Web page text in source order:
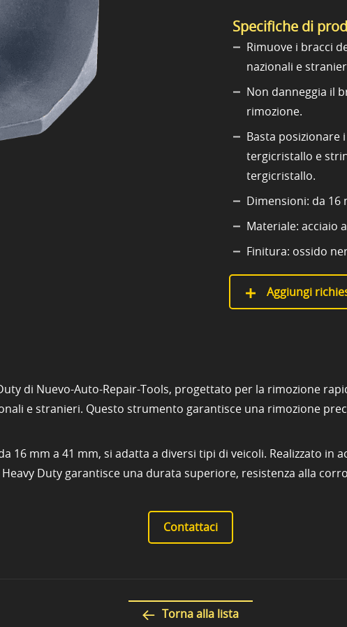
Specifiche di
Rimuove i bracci
nazionali e
Non danneggia il
rimozione.
Basta posizionare
tergicristallo e
tergicristallo.
Dimensioni: da 16
Materiale: acciaio
Finitura: ossido
Aggiungi
di Nuevo-Auto-Repair-Tools, progettato per la rimozione
e stranieri. Questo strumento garantisce una rimozione
16 mm a 41 mm, si adatta a diversi tipi di veicoli. Realizzato
Duty garantisce una durata superiore, resistenza alla
Contattaci
Torna alla lista